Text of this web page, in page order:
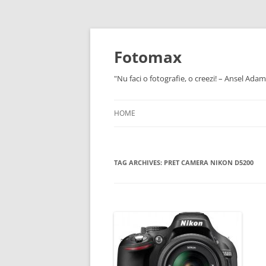
Skip
Fotomax
"Nu faci o fotografie, o creezi! – Ansel
HOME
TAG ARCHIVES: PRET CAMERA NIKON D5200